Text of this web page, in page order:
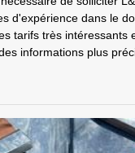
d'expérience dans le
tarifs très intéressants
informations plus